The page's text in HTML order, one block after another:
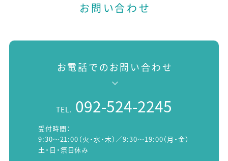
お問い合わせ
お電話でのお問い合わせ
TEL. 092-524-2245
受付時間：
9:30～21:00（火・水・木）／9:30～19:00（月・金）
土・日・祭日休み